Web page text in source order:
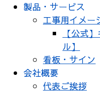
製品・サービス
工事用イメー
【公式
ル】
看板・サイン
会社概要
代表ご挨拶